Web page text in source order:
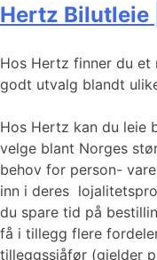
Hertz Bilutleie
Hos Hertz finner du et
godt utvalg blandt
Hos Hertz kan du leie
velge blant Norges
behov for person-
inn i deres
du spare tid på
få i tillegg flere
tilleggssjåfør (gjelder